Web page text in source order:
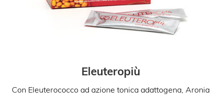
Eleuteropiù
Con Eleuterococco ad azione tonica adattogena, Aronia